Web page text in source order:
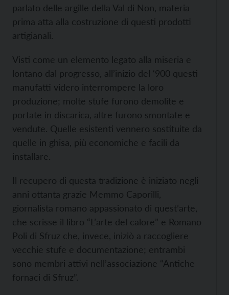
parlato delle argille della Val di Non, materia
prima atta alla costruzione di questi prodotti
artigianali.
Visti come un elemento legato alla miseria e
lontano dal progresso, all’inizio del ‘900 questi
manufatti videro interrompere la loro
produzione; molte stufe furono demolite e
portate in discarica, altre furono smontate e
vendute. Quelle esistenti vennero sostituite da
quelle in ghisa, più economiche e facili da
installare.
Il recupero di questa tradizione è iniziato negli
anni ottanta grazie Memmo Caporilli,
giornalista romano appassionato di quest’arte,
che scrisse il libro “L’arte del calore” e Romano
Poli di Sfruz che, invece, iniziò a raccogliere
vecchie stufe e documentazione; entrambi
sono membri attivi nell’associazione “Antiche
fornaci di Sfruz”.